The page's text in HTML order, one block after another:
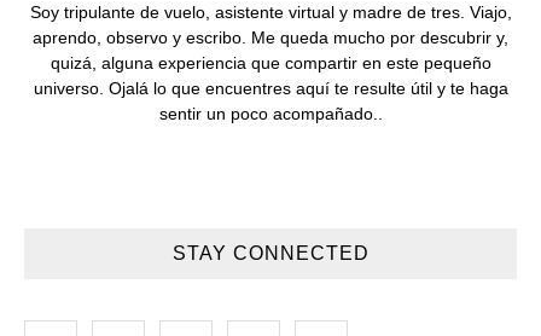
Soy tripulante de vuelo, asistente virtual y madre de tres. Viajo,
aprendo, observo y escribo. Me queda mucho por descubrir y,
quizá, alguna experiencia que compartir en este pequeño
universo. Ojalá lo que encuentres aquí te resulte útil y te haga
sentir un poco acompañado..
STAY CONNECTED